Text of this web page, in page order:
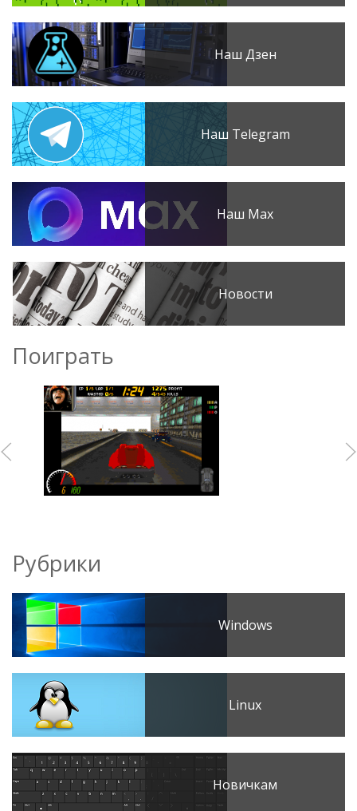
Наш Дзен
Наш Telegram
Наш Max
Новости
Поиграть
Рубрики
Windows
Linux
Новичкам